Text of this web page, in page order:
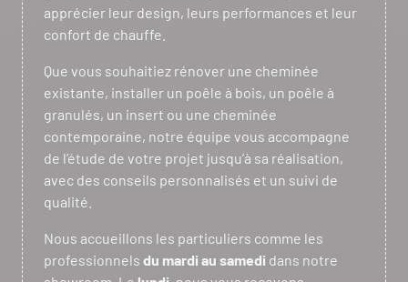
apprécier leur design, leurs performances et leur
confort de chauffe.
Que vous souhaitiez rénover une cheminée
existante, installer un poêle à bois, un poêle à
granulés, un insert ou une cheminée
contemporaine, notre équipe vous accompagne
de l’étude de votre projet jusqu’à sa réalisation,
avec des conseils personnalisés et un suivi de
qualité.
Nous accueillons les particuliers comme les
professionnels du mardi au samedi dans notre